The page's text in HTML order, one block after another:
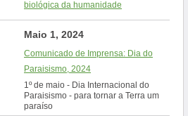
biológica da humanidade
Maio 1, 2024
Comunicado de Imprensa: Dia do
Paraisismo, 2024
1º de maio - Dia Internacional do
Paraisismo - para tornar a Terra um
paraíso